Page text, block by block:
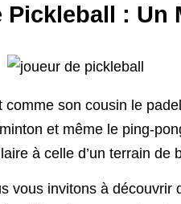
Pickleball : Un
comme son cousin le
et même le ping-
à celle d’un terrain de
vous invitons à découvrir